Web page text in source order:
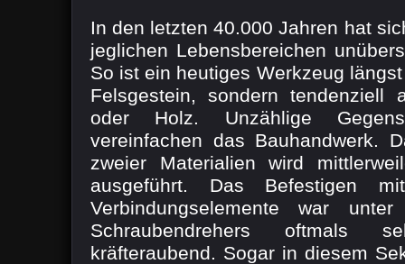
In den letzten 40.000 Jahren hat
jeglichen Lebensbereichen
So ist ein heutiges Werkzeug
Felsgestein, sondern tendenziell
oder Holz. Unzählige
vereinfachen das Bauhandwerk.
zweier Materialien wird
ausgeführt. Das Befestigen
Verbindungselemente war
Schraubendrehers oftmals
kräfteraubend. Sogar in diesem